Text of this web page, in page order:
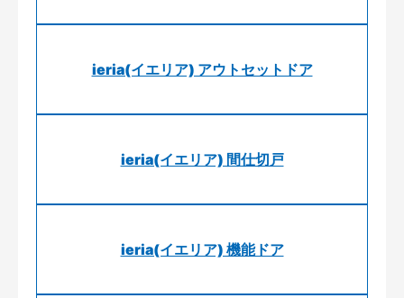
ieria(イエリア) アウトセットドア
ieria(イエリア) 間仕切戸
ieria(イエリア) 機能ドア